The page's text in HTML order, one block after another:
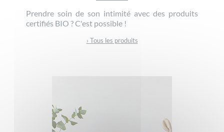
Prendre soin de son intimité avec des produits
certifiés BIO ? C'est possible !
› Tous les produits